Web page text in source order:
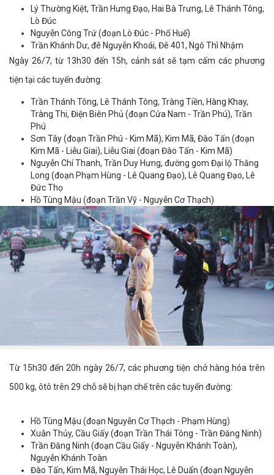
Lý Thường Kiệt, Trần Hưng Đạo, Hai Bà Trưng, Lê Thánh Tông,
Lò Đúc
Nguyễn Công Trứ (đoạn Lò Đúc - Phố Huế)
Trần Khánh Dư, đê Nguyễn Khoái, Đê 401, Ngô Thì Nhậm
Ngày 26/7, từ 13h30 đến 15h, cảnh sát sẽ tạm cấm các phương
tiện tại các tuyến đường:
Trần Thánh Tông, Lê Thánh Tông, Tràng Tiền, Hàng Khay,
Tràng Thi, Điện Biên Phủ (đoạn Cửa Nam - Trần Phú), Trần
Phú
Sơn Tây (đoạn Trần Phú - Kim Mã), Kim Mã, Đào Tấn (đoạn
Kim Mã - Liễu Giai), Liễu Giai (đoạn Đào Tấn - Kim Mã)
Nguyễn Chí Thanh, Trần Duy Hưng, đường gom Đại lộ Thăng
Long (đoạn Phạm Hùng - Lê Quang Đạo), Lê Quang Đạo, Lê
Đức Thọ
Hồ Tùng Mậu (đoạn Trần Vỹ - Nguyễn Cơ Thạch)
Từ 15h30 đến 20h ngày 26/7, các phương tiện chở hàng hóa trên
500 kg, ôtô trên 29 chỗ sẽ bị hạn chế trên các tuyến đường:
Hồ Tùng Mậu (đoạn Nguyễn Cơ Thạch - Phạm Hùng)
Xuân Thủy, Cầu Giấy (đoạn Trần Thái Tông - Trần Đăng Ninh)
Trần Đăng Ninh (đoạn Cầu Giấy - Nguyễn Khánh Toàn),
Nguyễn Khánh Toàn
Đào Tấn, Kim Mã, Nguyễn Thái Học, Lê Duẩn (đoạn Nguyễn